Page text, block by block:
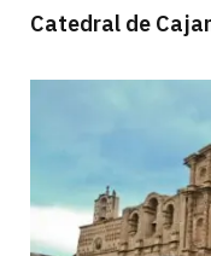
Catedral de